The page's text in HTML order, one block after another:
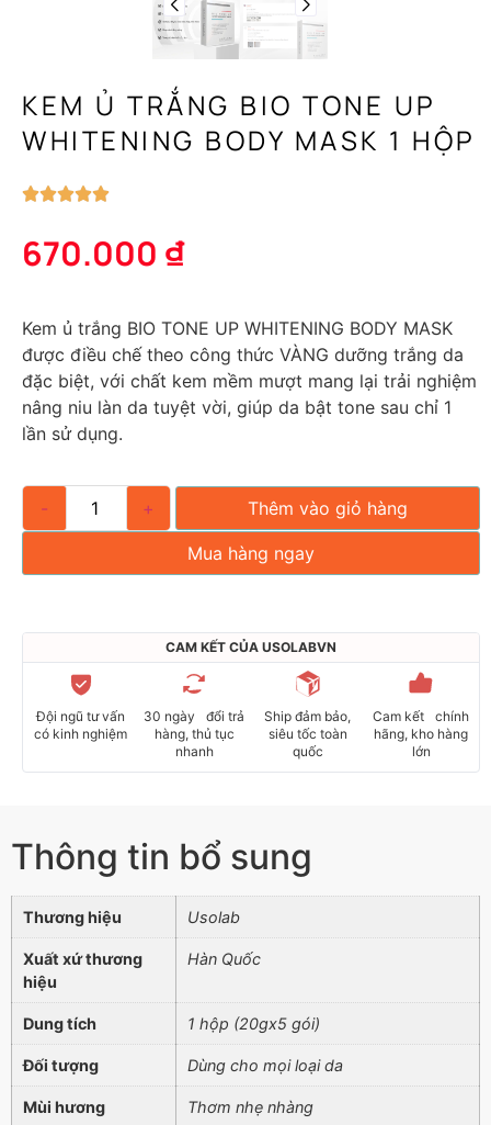
KEM Ủ TRẮNG BIO TONE UP
WHITENING BODY MASK 1 HỘP
670.000 ₫
Kem ủ trắng BIO TONE UP WHITENING BODY MASK
được điều chế theo công thức VÀNG dưỡng trắng da
đặc biệt, với chất kem mềm mượt mang lại trải nghiệm
nâng niu làn da tuyệt vời, giúp da bật tone sau chỉ 1
lần sử dụng.
- + Thêm vào giỏ hàng
Mua hàng ngay
CAM KẾT CỦA USOLABVN
Đội ngũ tư vấn
có kinh nghiệm
30 ngày đổi trả
hàng, thủ tục
nhanh
Ship đảm bảo,
siêu tốc toàn
quốc
Cam kết chính
hãng, kho hàng
lớn
Thông tin bổ sung
Thương hiệu Usolab
Xuất xứ thương
hiệu
Hàn Quốc
Dung tích 1 hộp (20gx5 gói)
Đối tượng Dùng cho mọi loại da
Mùi hương Thơm nhẹ nhàng